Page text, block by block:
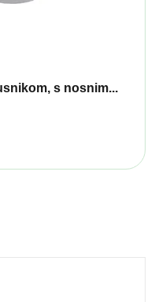
s nosnim...